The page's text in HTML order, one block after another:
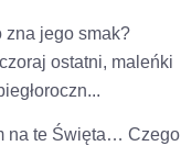
zna jego smak?
ostatni, maleńki
na te Święta… Czego